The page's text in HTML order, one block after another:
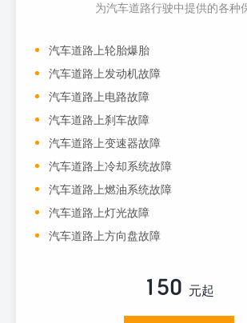
为汽车道路行驶中提供的各种
汽车道路上轮胎爆胎
汽车道路上发动机故障
汽车道路上电路故障
汽车道路上刹车故障
汽车道路上变速器故障
汽车道路上冷却系统故障
汽车道路上燃油系统故障
汽车道路上灯光故障
汽车道路上方向盘故障
150 元起